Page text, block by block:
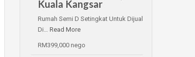
Kuala Kangsar
Rumah Semi D Setingkat Untuk Dijual
Di… Read More
RM399,000 nego